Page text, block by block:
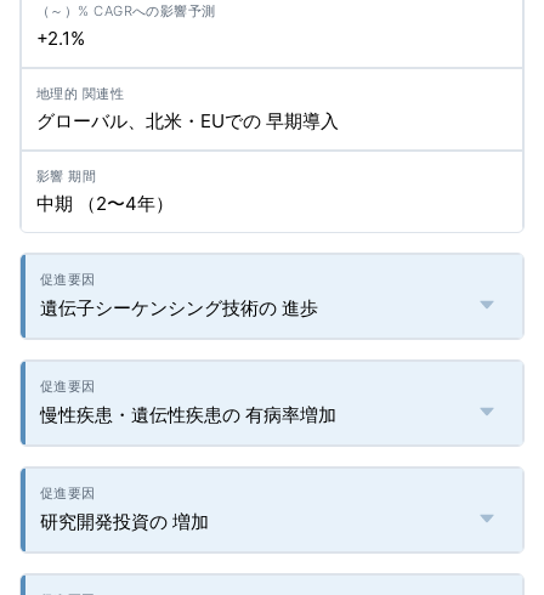
+2.1%
グローバル、北米・EUでの 早期導入
中期 （2〜4年）
遺伝子シーケンシング技術の 進歩
慢性疾患・遺伝性疾患の 有病率増加
研究開発投資の 増加